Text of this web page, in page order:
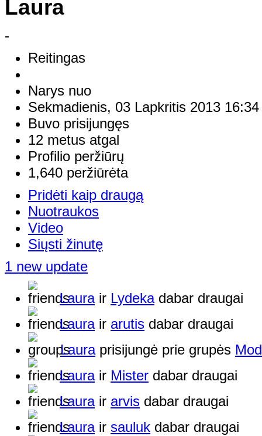
Laura
-
Reitingas
Narys nuo
Sekmadienis, 03 Lapkritis 2013 16:34
Buvo prisijungęs
12 metus atgal
Profilio peržiūrų
1,640 peržiūrėta
Pridėti kaip draugą
Nuotraukos
Video
Siųsti žinutę
1 new update
Laurair Lydekadabar draugai
Laurair arutis dabar draugai
Lauraprisijungė prie grupės
Laurair Mister dabar draugai
Laurair arvis dabar draugai
Laurair sauluk dabar draugai